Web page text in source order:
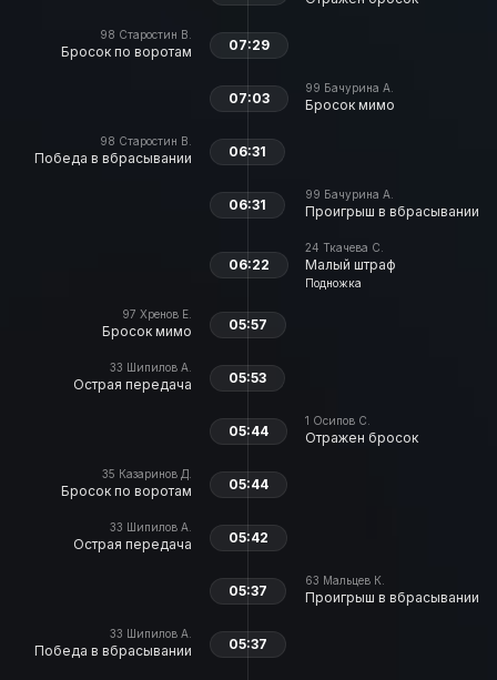
98 Старостин В.
Бросок по воротам 07:29
99 Бачурина А.
Бросок мимо
07:03
98 Старостин В.
Победа в вбрасывании 06:31
99 Бачурина А.
Проигрыш в вбрасывании
06:31
24 Ткачева С.
Малый штраф
Подножка
06:22
97 Хренов Е.
Бросок мимо 05:57
33 Шипилов А.
Острая передача 05:53
1 Осипов С.
Отражен бросок
05:44
35 Казаринов Д.
Бросок по воротам 05:44
33 Шипилов А.
Острая передача 05:42
63 Мальцев К.
Проигрыш в вбрасывании
05:37
33 Шипилов А.
Победа в вбрасывании 05:37